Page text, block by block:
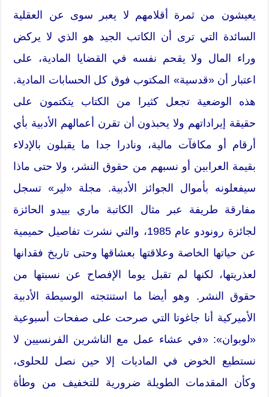
يعيشون من ثمرة أقلامهم لا يعبر سوى عن العقلية
السائدة التي ترى أن الكاتب الجيد هو الذي لا يركض
وراء المال ولا يقحم نفسه في القضايا المادية، على
اعتبار أن «قدسية» المكتوب فوق كل الحسابات المادية.
هذه الوضعية تجعل كثيرا من الكتاب يتكتمون على
حقيقة إيراداتهم ولا يحبذون أن تقرن أعمالهم الأدبية بأي
أرقام أو مكافآت مالية، ونادرا جدا ما يقبلون بالإدلاء
بقيمة العرابين أو نسبهم من حقوق النشر، ولا حتى ماذا
سيفعلونه بأموال الجوائز الأدبية. مجلة «لير» تسجل
مفارقة طريفة عبر مثال الكاتبة ماري بييدو الحائزة
لجائزة رونودو عام 1985، والتي نشرت تفاصيل حميمية
عن حياتها الخاصة وعلاقتها بعشاقها وحتى تاريخ فقدانها
لعذريتها، لكنها لم تقبل يوما الإفصاح عن نسبتها من
حقوق النشر. وهو أيضا ما استنتجته الوسيطة الأدبية
الأميركية أنا جاغوتا التي صرحت على صفحات أسبوعية
«لوبوان»: «في عشاء عمل مع الناشرين الفرنسيين لا
نستطيع الخوض في الماديات إلا حين نصل للحلوى،
وكأن المقدمات الطويلة ضرورية للتخفيف من وطأة